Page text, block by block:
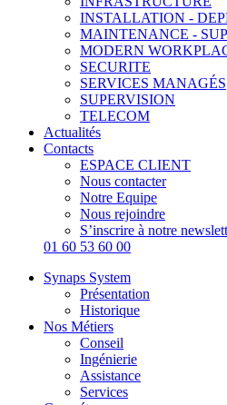
INSTALLATION -
MAINTENANCE -
MODERN
SECURITE
SERVICES MANAGÉS
SUPERVISION
TELECOM
Actualités
Contacts
ESPACE CLIENT
Nous contacter
Notre Equipe
Nous rejoindre
S’inscrire à notre
01 60 53 60 00
Synaps System
Présentation
Historique
Nos Métiers
Conseil
Ingénierie
Assistance
Services